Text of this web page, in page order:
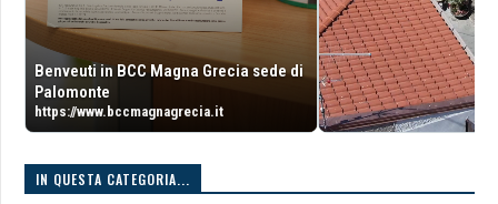
Benveuti in BCC Magna Grecia sede di
Palomonte
https://www.bccmagnagrecia.it
IN QUESTA CATEGORIA...